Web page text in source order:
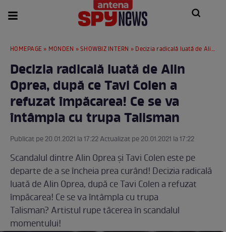
HOMEPAGE » MONDEN »SHOWBIZ INTERN » Decizia radicală luată de Alin Oprea, după ce Tavi Colen a refuzat împăcarea! Ce se va întâmpla cu trupa Talisman
Decizia radicală luată de Alin
Oprea, după ce Tavi Colen a
refuzat împăcarea! Ce se va
întâmpla cu trupa Talisman
Publicat pe 20.01.2021 la 17:22 Actualizat pe 20.01.2021 la 17:22
Scandalul dintre Alin Oprea și Tavi Colen este pe
departe de a se încheia prea curând! Decizia radicală
luată de Alin Oprea, după ce Tavi Colen a refuzat
împăcarea! Ce se va întâmpla cu trupa
Talisman? Artistul rupe tăcerea în scandalul
momentului!